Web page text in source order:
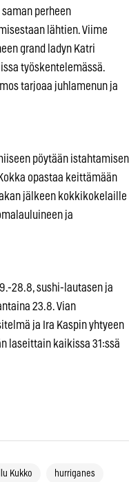
perheen
lähtien. Viime
grand ladyn Katri
työskentelemässä.
tarjoaa juhlamenun ja
pöytään istahtamisen
opastaa keittämään
jälkeen kokkikokelaille
ja
28.8, sushi-lautasen ja
23.8. Vian
ja Ira Kaspin yhtyeen
laseittain kaikissa 31:ssä
Kukko hurriganes